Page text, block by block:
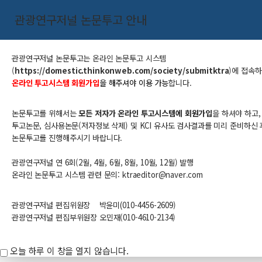
관광연구저널 논문투고 안내
관광연구저널 논문투고는 온라인 논문투고 시스템
(https://domestic.thinkonweb.com/society/submitktra​)에 접속
온라인 투고시스템 회원가입을 해주셔야 이용 가능합니다.
논문투고를 위해서는모든 저자가 온라인 투고시스템에 회원가입을 하셔야 하고,
투고논문, 심사용논문(저자정보 삭제) 및 KCI 유사도 검사결과를 미리 준비하신
논문투고를 진행해주시기 바랍니다.
관광연구저널 연 6회(2월, 4월, 6월, 8월, 10월, 12월) 발행
온라인 논문투고 시스템 관련 문의: ktraeditor@naver.com​
관광연구저널 편집위원장 박윤미(010-4456-2609)
관광연구저널 편집부위원장 오민재(010-4610-2134)
오늘 하루 이 창을 열지 않습니다.